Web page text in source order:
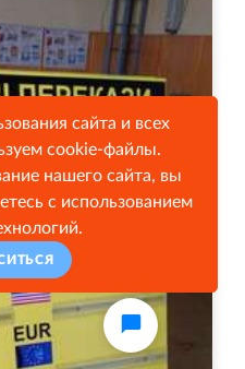
сайта и всех
cookie-файлы.
нашего сайта, вы
с использованием